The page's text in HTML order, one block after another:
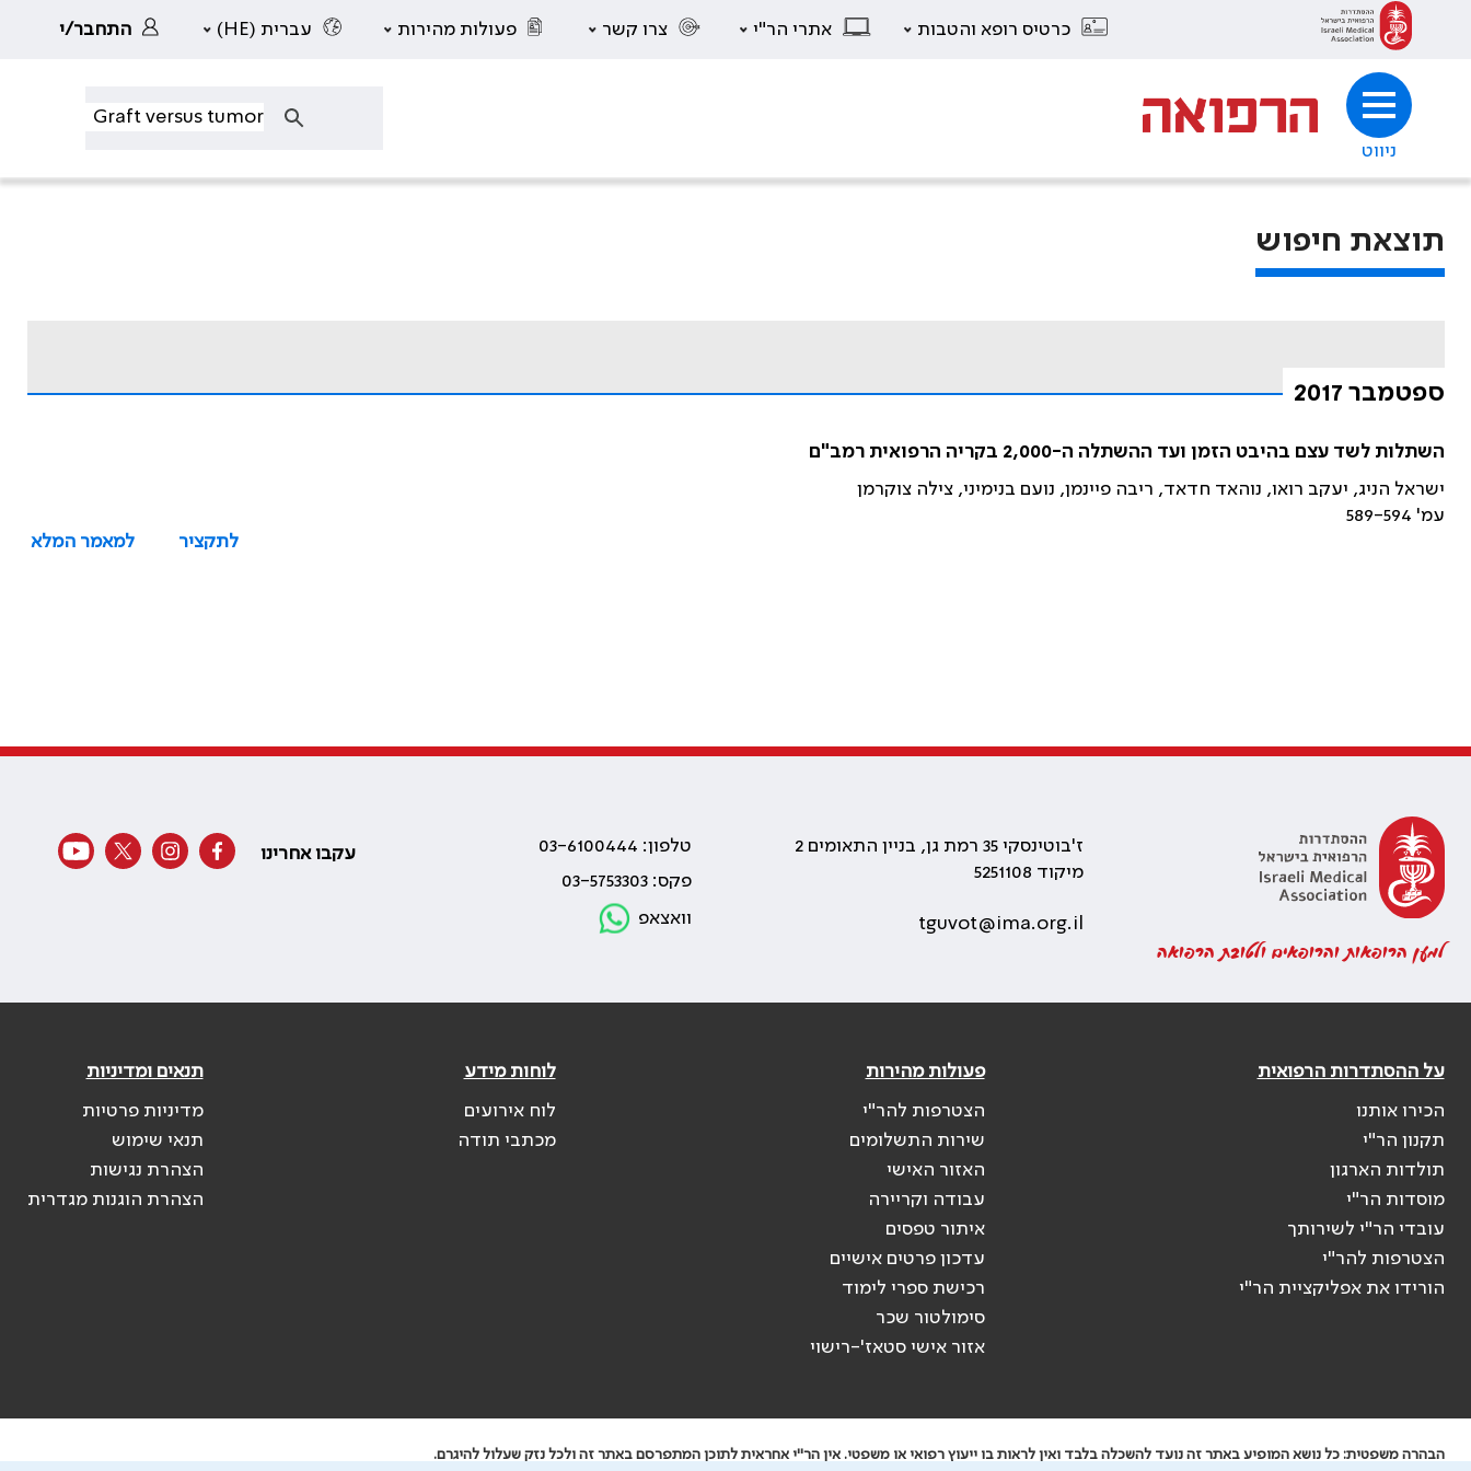
כרטיס רופא והטבות אתרי הר"י צרו קשר פעולות מהירות עברית (HE) התחבר/י
ניווט
תוצאת חיפוש
ספטמבר 2017
השתלות לשד עצם בהיבט הזמן ועד ההשתלה ה-2,000 בקריה הרפואית רמב"ם
ישראל הניג, יעקב רואו, נוהאד חדאד, ריבה פיינמן, נועם בנימיני, צילה צוקרמן
עמ' 589-594
לתקציר
למאמר המלא
למען הרופאות והרופאים ולטובת הרפואה
ז'בוטינסקי 35 רמת גן, בניין התאומים 2
מיקוד 5251108
tguvot@ima.org.il
טלפון: 03-6100444
פקס: 03-5753303
וואצאפ
עקבו אחרינו
על ההסתדרות הרפואית
הכירו אותנו
תקנון הר"י
תולדות הארגון
מוסדות הר"י
עובדי הר"י לשירותך
הצטרפות להר"י
הורידו את אפליקציית הר"י
פעולות מהירות
הצטרפות להר"י
שירות התשלומים
האזור האישי
עבודה וקריירה
איתור טפסים
עדכון פרטים אישיים
רכישת ספרי לימוד
סימולטור שכר
אזור אישי סטאז'-רישוי
לוחות מידע
לוח אירועים
מכתבי תודה
תנאים ומדיניות
מדיניות פרטיות
תנאי שימוש
הצהרת נגישות
הצהרת הוגנות מגדרית
הבהרה משפטית: כל נושא המופיע באתר זה נועד להשכלה בלבד ואין לראות בו ייעוץ רפואי או משפטי. אין הר"י אחראית לתוכן המתפרסם באתר זה ולכל נזק שעלול להיגרם.